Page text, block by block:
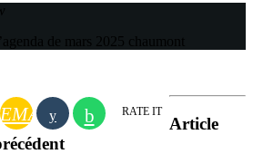
de mars 2025 chaumont
EMAIL RATE IT
Article